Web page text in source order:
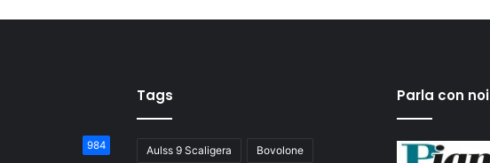
984
Tags
Aulss 9 Scaligera Bovolone
Parla con noi